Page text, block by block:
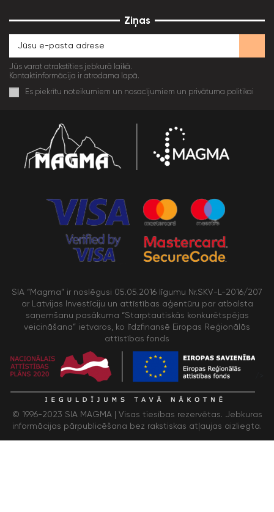
Ziņas
Jūs varat atrakstīties jebkurā laikā.
Kontaktinformācija ir atrodama lapā.
Es piekrītu noteikumiem un nosacījumiem un privātuma politikai
SIA “Magma” ir noslēgusi 05.05.2016 līgumu Nr.SKV-L-2016/207
ar Latvijas Investīciju un attīstības aģentūru par atbalsta
saņemšanu pasākuma “Starptautiskās konkurētspējas
veicināšana” ietvaros, ko līdzfinansē Eiropas Reģionālās
attīstības fonds
© 1996-2023 SIA MAGMA | Visas tiesības rezervētas. Jebkuras
informācijas pārpublicēšana bez rakstiskas atļaujas aizliegta.